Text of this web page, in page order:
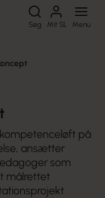
Søg Mit SL Menu
Søg
på
ansætter
som
målrettet